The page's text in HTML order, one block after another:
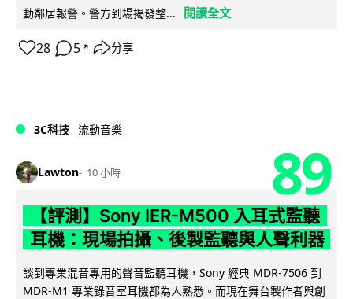
動鄰居報警。警方到場揭發整...
閱讀全文
28 5 ↗ 分享
3C科技 流動音樂
Lawton 10 小時 89
【評測】Sony IER-M500 入耳式監聽
耳機：現場拍攝、後製監聽與人聲利器
談到專業混音專用的聲音監聽耳機，Sony 經典 MDR-7506 到
MDR-M1 專業錄音室耳機都為人熟悉。而現在舞台製作者與創